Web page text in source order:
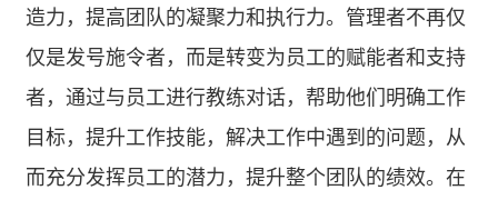
造力，提高团队的凝聚力和执行力。管理者不再仅
仅是发号施令者，而是转变为员工的赋能者和支持
者，通过与员工进行教练对话，帮助他们明确工作
目标，提升工作技能，解决工作中遇到的问题，从
而充分发挥员工的潜力，提升整个团队的绩效。在